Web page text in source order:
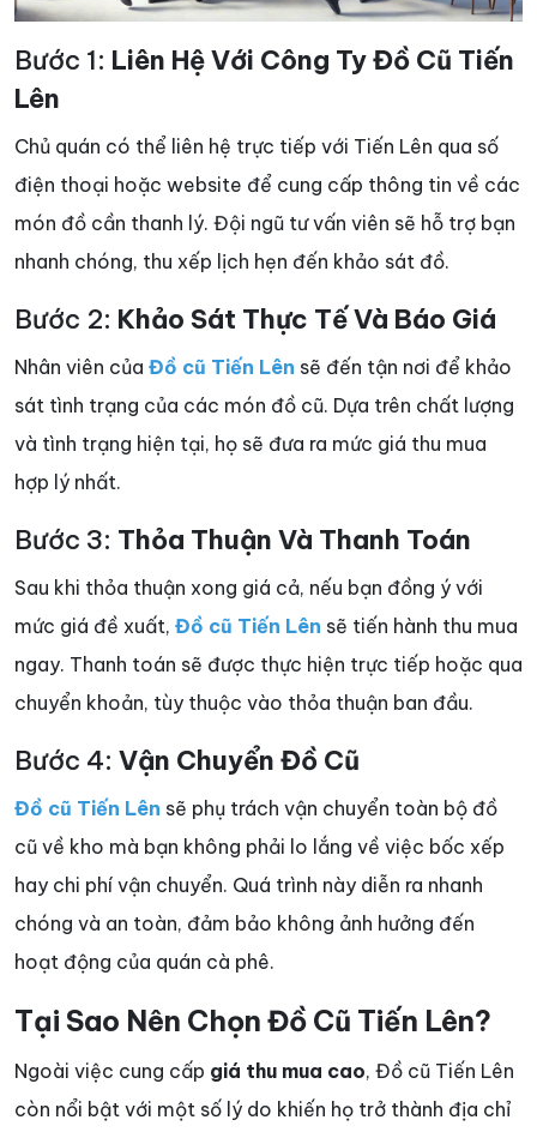
Bước 1: Liên Hệ Với Công Ty Đồ Cũ Tiến
Lên
Chủ quán có thể liên hệ trực tiếp với Tiến Lên qua số
điện thoại hoặc website để cung cấp thông tin về các
món đồ cần thanh lý. Đội ngũ tư vấn viên sẽ hỗ trợ bạn
nhanh chóng, thu xếp lịch hẹn đến khảo sát đồ.
Bước 2: Khảo Sát Thực Tế Và Báo Giá
Nhân viên của Đồ cũ Tiến Lên sẽ đến tận nơi để khảo
sát tình trạng của các món đồ cũ. Dựa trên chất lượng
và tình trạng hiện tại, họ sẽ đưa ra mức giá thu mua
hợp lý nhất.
Bước 3: Thỏa Thuận Và Thanh Toán
Sau khi thỏa thuận xong giá cả, nếu bạn đồng ý với
mức giá đề xuất, Đồ cũ Tiến Lên sẽ tiến hành thu mua
ngay. Thanh toán sẽ được thực hiện trực tiếp hoặc qua
chuyển khoản, tùy thuộc vào thỏa thuận ban đầu.
Bước 4: Vận Chuyển Đồ Cũ
Đồ cũ Tiến Lên sẽ phụ trách vận chuyển toàn bộ đồ
cũ về kho mà bạn không phải lo lắng về việc bốc xếp
hay chi phí vận chuyển. Quá trình này diễn ra nhanh
chóng và an toàn, đảm bảo không ảnh hưởng đến
hoạt động của quán cà phê.
Tại Sao Nên Chọn Đồ Cũ Tiến Lên?
Ngoài việc cung cấp giá thu mua cao, Đồ cũ Tiến Lên
còn nổi bật với một số lý do khiến họ trở thành địa chỉ